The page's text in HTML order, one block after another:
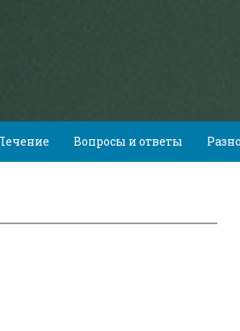
Вопросы и ответы